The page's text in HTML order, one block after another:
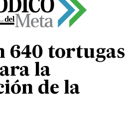
640 tortugas
la
de la